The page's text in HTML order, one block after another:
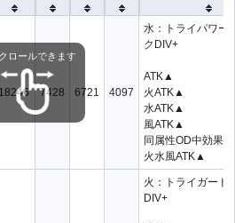
18246 7428 6721 4097
水：トライパワー
クDIV+
ATK▲
火ATK▲
水ATK▲
風ATK▲
同属性OD中効果▲
火水風ATK▲
火：トライガード
DIV+
ロールできます